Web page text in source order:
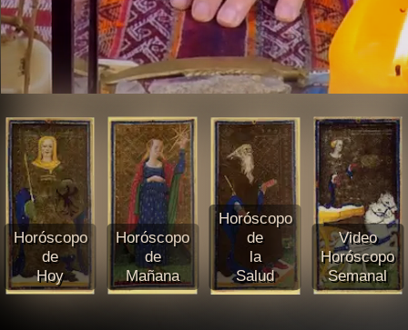
Horóscopo
de
Hoy
Horóscopo
de
Mañana
Horóscopo
de
la
Salud
Video
Horóscopo
Semanal